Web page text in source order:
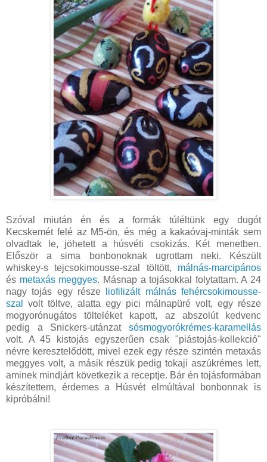
Szóval miután én és a formák túléltünk egy dugót
Kecskemét felé az M5-ön, és még a kakaóvaj-minták sem
olvadtak le, jöhetett a húsvéti csokizás. Két menetben.
Először a sima bonbonoknak ugrottam neki. Készült
whiskey-s tejcsokimousse-szal töltött, málnás-marcipános
és metaxás meggyes. Másnap a tojásokkal folytattam. A 24
nagy tojás egy része
liofilizált málnás fehércsokimousse-
szal
volt töltve, alatta egy pici málnapüré volt, egy része
mogyorónugátos tölteléket kapott, az abszolút kedvenc
pedig a Snickers-utánzat sósmogyorókrémes-karamellás
volt. A 45 kistojás egyszerűen csak "piástojás-kollekció"
névre keresztelődött, mivel ezek egy része szintén metaxás
meggyes volt, a másik részük pedig tokaji aszúkrémes lett,
aminek mindjárt következik a receptje. Bár én tojásformában
készítettem, érdemes a Húsvét elmúltával bonbonnak is
kipróbálni!